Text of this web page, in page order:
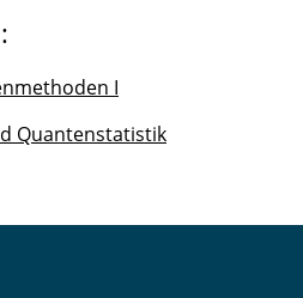
I
Quantenstatistik